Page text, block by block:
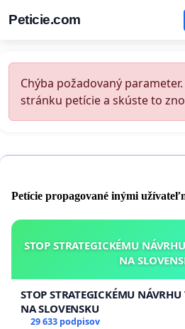
Peticie.com
Chýba požadovaný
stránku petície a skúste to
Petície propagované inými
STOP STRATEGICKÉMU
NA
STOP STRATEGICKÉMU
NA SLOVENSKU
29 633 podpisov